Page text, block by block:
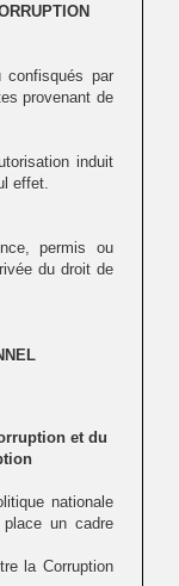
confisqués par
provenant de
induit
effet.
permis ou
du droit de
et du
nationale
un cadre
la Corruption